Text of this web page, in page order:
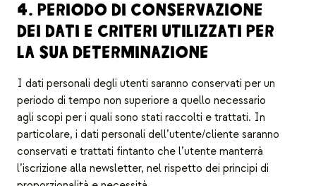
4. PERIODO DI CONSERVAZIONE
DEI DATI E CRITERI UTILIZZATI PER
LA SUA DETERMINAZIONE
I dati personali degli utenti saranno conservati per un
periodo di tempo non superiore a quello necessario
agli scopi per i quali sono stati raccolti e trattati. In
particolare, i dati personali dell’utente/cliente saranno
conservati e trattati fintanto che l’utente manterrà
l’iscrizione alla newsletter, nel rispetto dei principi di